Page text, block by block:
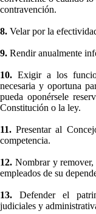
contravención.
8. Velar por la
9. Rendir anualmente
10. Exigir a los
necesaria y oportuna
pueda oponérsele
Constitución o la ley.
11. Presentar al
competencia.
12. Nombrar y
empleados de su
13.Defender el
judiciales y